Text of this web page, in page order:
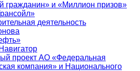
гражданин» и «Миллион призов»
деятельность
проект АО «Федеральная
компания» и Национального